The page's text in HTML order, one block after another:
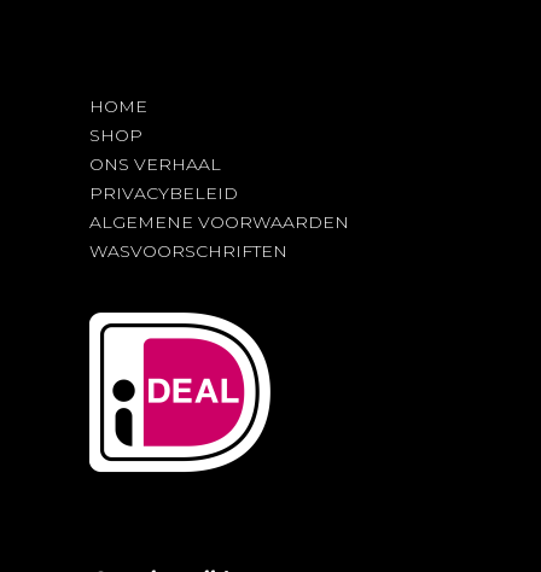
HOME
SHOP
ONS VERHAAL
PRIVACYBELEID
ALGEMENE VOORWAARDEN
WASVOORSCHRIFTEN